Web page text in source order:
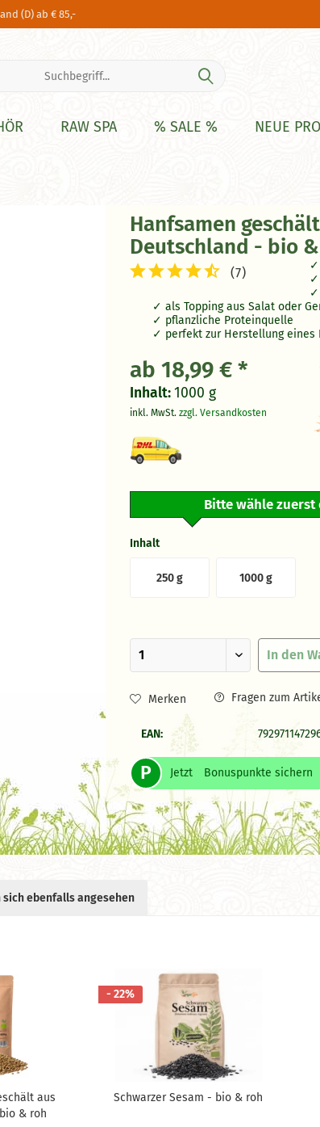
(D) ab € 85,-
RAW SPA % SALE % NEUE
Hanfsamen
Deutschland - bio
(7)
als Topping aus Salat oder
pflanzliche Proteinquelle
perfekt zur Herstellung eines
ab 18,99 € *
Inhalt:1000 g
inkl. MwSt.zzgl. Versandkosten
Bitte wähle zuerst
Inhalt
250 g 1000 g
In den
Merken Fragen zum
EAN:
P Jetzt Bonuspunkte sichern
sich ebenfalls angesehen
aus
& roh
- 22%
Schwarzer Sesam - bio & roh